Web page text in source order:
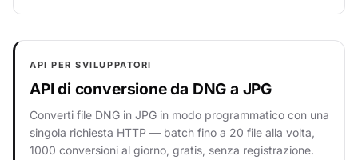
API PER SVILUPPATORI
API di conversione da DNG a JPG
Converti file DNG in JPG in modo programmatico con una
singola richiesta HTTP — batch fino a 20 file alla volta,
1000 conversioni al giorno, gratis, senza registrazione.